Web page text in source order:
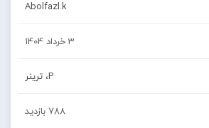
Abolfazl.k
3 خرداد 1404
P، ترینر
788 بازدید